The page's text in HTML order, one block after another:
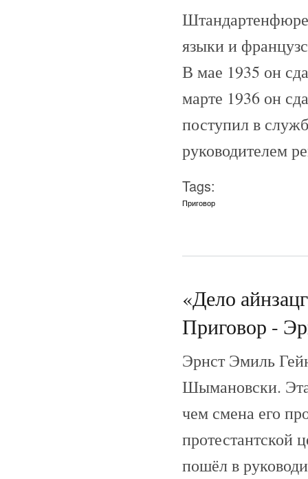
языки и
В мае 1935 он
марте 1936 он
поступил в
руководителем
Tags:
Приговор
«Дело
Приговор -
Эрнст Эмиль
Шымановски.
чем смена его
протестантской
пошёл в